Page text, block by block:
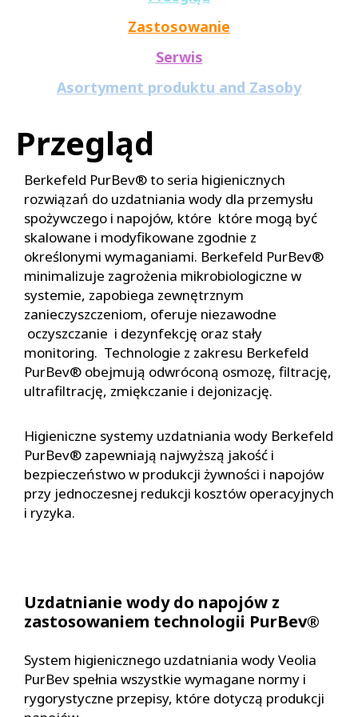
Zastosowanie
Serwis
Asortyment produktu and Zasoby
Przegląd
Berkefeld PurBev® to seria higienicznych
rozwiązań do uzdatniania wody dla przemysłu
spożywczego i napojów, które które mogą być
skalowane i modyfikowane zgodnie z
określonymi wymaganiami. Berkefeld PurBev®
minimalizuje zagrożenia mikrobiologiczne w
systemie, zapobiega zewnętrznym
zanieczyszczeniom, oferuje niezawodne
oczyszczanie i dezynfekcję oraz stały
monitoring. Technologie z zakresu Berkefeld
PurBev® obejmują odwróconą osmozę, filtrację,
ultrafiltrację, zmiękczanie i dejonizację.
Higieniczne systemy uzdatniania wody Berkefeld
PurBev® zapewniają najwyższą jakość i
bezpieczeństwo w produkcji żywności i napojów
przy jednoczesnej redukcji kosztów operacyjnych
i ryzyka.
Uzdatnianie wody do napojów z
zastosowaniem technologii PurBev®
System higienicznego uzdatniania wody Veolia
PurBev spełnia wszystkie wymagane normy i
rygorystyczne przepisy, które dotyczą produkcji